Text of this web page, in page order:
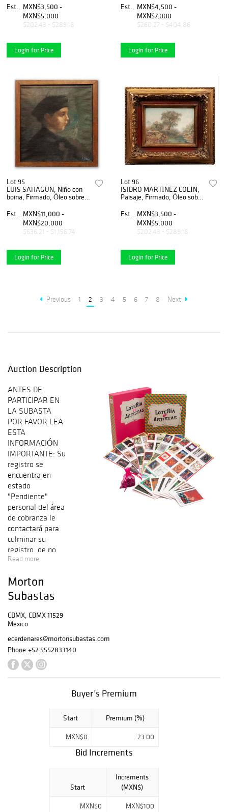
tela, 24 x 19 cm
Est.
MXN$3,500 -
MXN$5,000
$202.43 - $289.18
Login for Price
Ãƒâ€œleo sobre tela, 40 x
30 cm
Est.
MXN$4,500 -
MXN$7,000
$260.27 - $404.86
Login for Price
Lot 95
LUIS SAHAGÚN, Niño con
boina, Firmado, Óleo sobre
Est.
MXN$11,000 -
MXN$20,000
$636.21 - $1,156.74
Login for Price
Lot 96
ISIDRO MARTÍNEZ COLÍN,
Paisaje, Firmado, Óleo sobre
Est.
MXN$3,500 -
MXN$5,000
$202.43 - $289.18
Login for Price
Previous 1 2 3 4 5 6 7 8 Next
Auction Description
ANTES DE
PARTICIPAR EN
LA SUBASTA
POR FAVOR LEA
ESTA
INFORMACIÓN
IMPORTANTE: Su
registro se
encuentra en
estado
"Pendiente"
personal del área
de cobranza le
contactará para
culminar su
registro, de no
ser así por favor
5552833140
opción 5
Departamento de
cobranza. Nuestra
comisión en caso
de venta a través
de la Plataforma
21% más el I.V.A.
23% más el I.V.A.
Read more
Morton
Subastas
CDMX, CDMX 11529
Mexico
ecerdenares@mortonsubastas.com
Phone:+52 5552833140
Buyer’s Premium
Start Premium (%)
MXN$0 23.00
Bid Increments
Start
Increments
(MXN$)
MXN$0 MXN$100